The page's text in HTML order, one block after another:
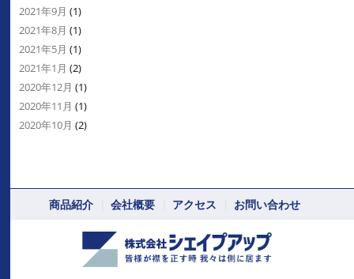
2021年9月 (1)
2021年8月 (1)
2021年5月 (1)
2021年1月 (2)
2020年12月 (1)
2020年11月 (1)
2020年10月 (2)
商品紹介 会社概要 アクセス お問い合わせ